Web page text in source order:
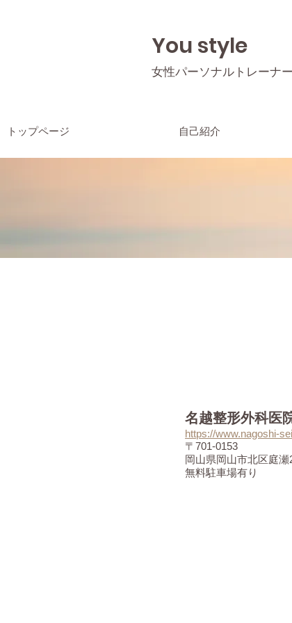
You style
女性パーソナルトレーナー
トップページ 自己紹介
名越整形外科医
https://www.nagoshi-
〒701-0153
岡山県岡山市北区庭瀬
無料駐車場有り